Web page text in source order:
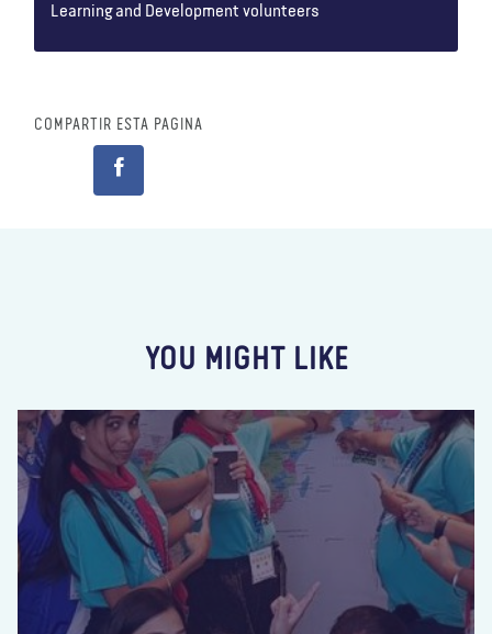
Learning and Development volunteers
COMPARTIR ESTA PÁGINA
YOU MIGHT LIKE